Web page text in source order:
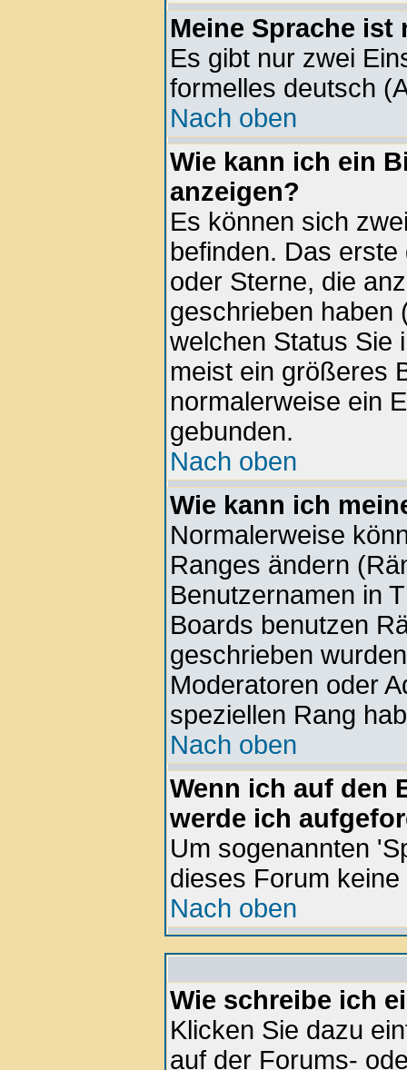
Meine Sprache
Es gibt nur zwei
formelles deutsch
Nach oben
Wie kann ich ein
anzeigen?
Es können sich
befinden. Das
oder Sterne, die
geschrieben haben
welchen Status Sie
meist ein größeres
normalerweise ein
gebunden.
Nach oben
Wie kann ich
Normalerweise
Ranges ändern
Benutzernamen in
Boards benutzen
geschrieben
Moderatoren oder
speziellen Rang
Nach oben
Wenn ich auf den
werde ich
Um sogenannten
dieses Forum
Nach oben
Wie schreibe ich
Klicken Sie dazu
auf der Forums-